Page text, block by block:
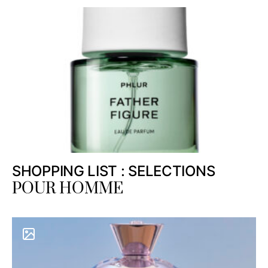
SHOPPING LIST : SELECTIONS
POUR HOMME